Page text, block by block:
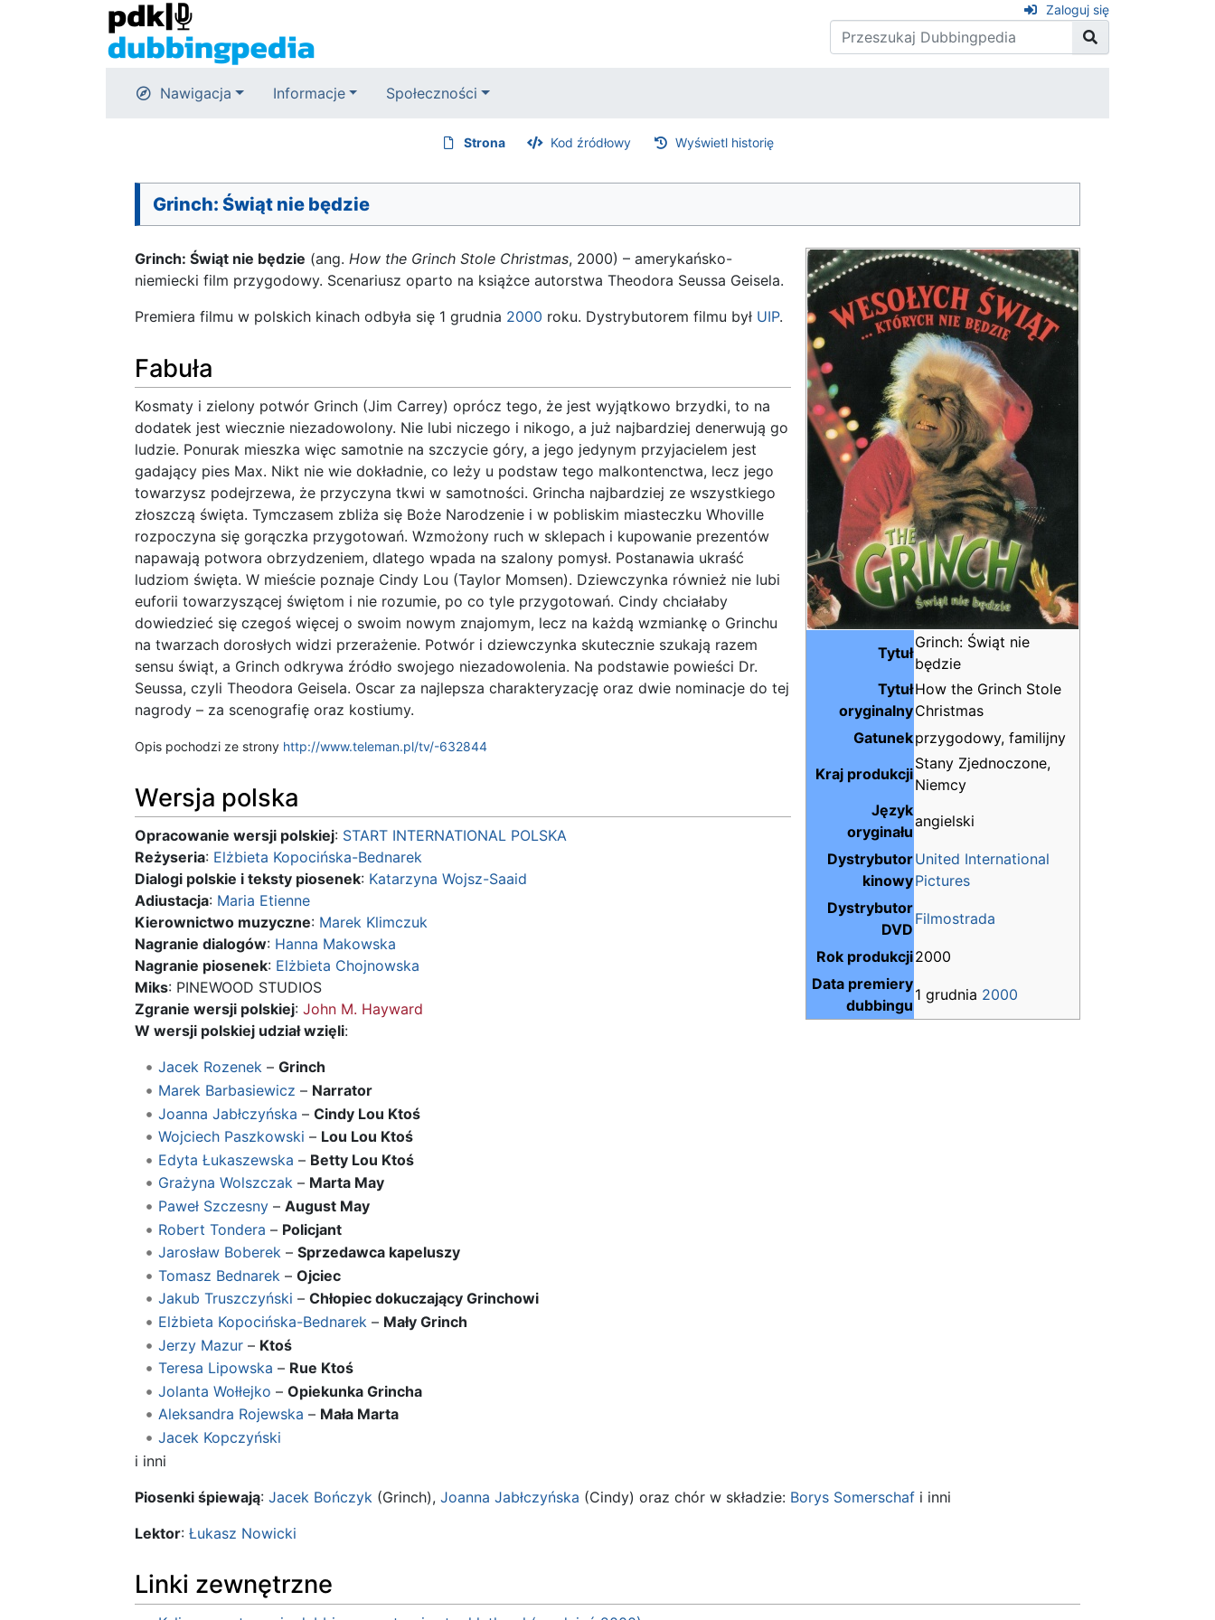
Zaloguj się
Nawigacja Informacje Społeczności
Strona Kod źródłowy Wyświetl historię
Grinch: Świąt nie będzie
Tytuł
Grinch: Świąt nie
będzie
Tytuł
oryginalny
How the Grinch Stole
Christmas
Gatunekprzygodowy, familijny
Kraj produkcji
Stany Zjednoczone,
Niemcy
Język
oryginału
angielski
Dystrybutor
kinowy
United International
Pictures
Dystrybutor
DVD
Filmostrada
Rok produkcji2000
Data premiery
dubbingu
1 grudnia 2000
Grinch: Świąt nie będzie (ang. How the Grinch Stole Christmas, 2000) – amerykańsko-
niemiecki film przygodowy. Scenariusz oparto na książce autorstwa Theodora Seussa Geisela.
Premiera filmu w polskich kinach odbyła się 1 grudnia 2000 roku. Dystrybutorem filmu był UIP.
Fabuła
Kosmaty i zielony potwór Grinch (Jim Carrey) oprócz tego, że jest wyjątkowo brzydki, to na
dodatek jest wiecznie niezadowolony. Nie lubi niczego i nikogo, a już najbardziej denerwują go
ludzie. Ponurak mieszka więc samotnie na szczycie góry, a jego jedynym przyjacielem jest
gadający pies Max. Nikt nie wie dokładnie, co leży u podstaw tego malkontenctwa, lecz jego
towarzysz podejrzewa, że przyczyna tkwi w samotności. Grincha najbardziej ze wszystkiego
złoszczą święta. Tymczasem zbliża się Boże Narodzenie i w pobliskim miasteczku Whoville
rozpoczyna się gorączka przygotowań. Wzmożony ruch w sklepach i kupowanie prezentów
napawają potwora obrzydzeniem, dlatego wpada na szalony pomysł. Postanawia ukraść
ludziom święta. W mieście poznaje Cindy Lou (Taylor Momsen). Dziewczynka również nie lubi
euforii towarzyszącej świętom i nie rozumie, po co tyle przygotowań. Cindy chciałaby
dowiedzieć się czegoś więcej o swoim nowym znajomym, lecz na każdą wzmiankę o Grinchu
na twarzach dorosłych widzi przerażenie. Potwór i dziewczynka skutecznie szukają razem
sensu świąt, a Grinch odkrywa źródło swojego niezadowolenia. Na podstawie powieści Dr.
Seussa, czyli Theodora Geisela. Oscar za najlepsza charakteryzację oraz dwie nominacje do tej
nagrody – za scenografię oraz kostiumy.
Opis pochodzi ze strony http://www.teleman.pl/tv/-632844
Wersja polska
Opracowanie wersji polskiej: START INTERNATIONAL POLSKA
Reżyseria: Elżbieta Kopocińska-Bednarek
Dialogi polskie i teksty piosenek: Katarzyna Wojsz-Saaid
Adiustacja: Maria Etienne
Kierownictwo muzyczne: Marek Klimczuk
Nagranie dialogów: Hanna Makowska
Nagranie piosenek: Elżbieta Chojnowska
Miks: PINEWOOD STUDIOS
Zgranie wersji polskiej: John M. Hayward
W wersji polskiej udział wzięli:
Jacek Rozenek– Grinch
Marek Barbasiewicz – Narrator
Joanna Jabłczyńska – Cindy Lou Ktoś
Wojciech Paszkowski – Lou Lou Ktoś
Edyta Łukaszewska – Betty Lou Ktoś
Grażyna Wolszczak– Marta May
Paweł Szczesny– August May
Robert Tondera – Policjant
Jarosław Boberek– Sprzedawca kapeluszy
Tomasz Bednarek – Ojciec
Jakub Truszczyński – Chłopiec dokuczający Grinchowi
Elżbieta Kopocińska-Bednarek – Mały Grinch
Jerzy Mazur– Ktoś
Teresa Lipowska – Rue Ktoś
Jolanta Wołłejko – Opiekunka Grincha
Aleksandra Rojewska – Mała Marta
Jacek Kopczyński
i inni
Piosenki śpiewają: Jacek Bończyk (Grinch), Joanna Jabłczyńska (Cindy) oraz chór w składzie: Borys Somerschaf i inni
Lektor: Łukasz Nowicki
Linki zewnętrzne